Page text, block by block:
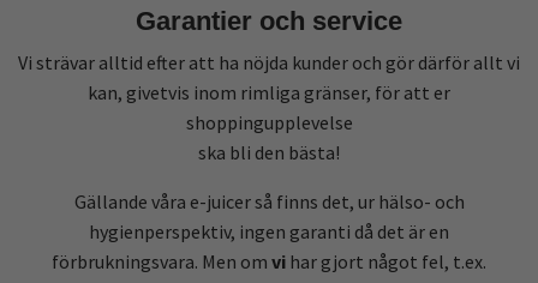
Garantier och service
Vi strävar alltid efter att ha nöjda kunder och gör därför allt vi
kan, givetvis inom rimliga gränser, för att er
shoppingupplevelse
ska bli den bästa!
Gällande våra e-juicer så finns det, ur hälso- och
hygienperspektiv, ingen garanti då det är en
förbrukningsvara. Men om vi har gjort något fel, t.ex.